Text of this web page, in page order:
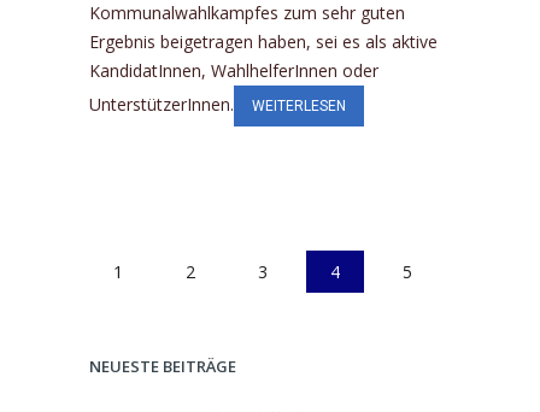
Kommunalwahlkampfes zum sehr guten
Ergebnis beigetragen haben, sei es als aktive
KandidatInnen, WahlhelferInnen oder
UnterstützerInnen.
WEITERLESEN
1 2 3 4 5
NEUESTE BEITRÄGE